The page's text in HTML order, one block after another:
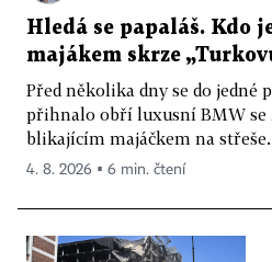
Hledá se papaláš. Kdo
majákem skrze
Před několika dny se do jedné
přihnalo obří luxusní BMW se
blikajícím majáčkem na střeše.
4. 8. 2026 ▪ 6 min. čtení